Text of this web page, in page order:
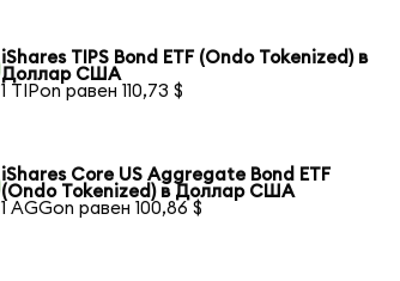
iShares TIPS Bond ETF (Ondo Tokenized) в
Доллар США
1 TIPon равен 110,73 $
iShares Core US Aggregate Bond ETF
(Ondo Tokenized) в Доллар США
1 AGGon равен 100,86 $